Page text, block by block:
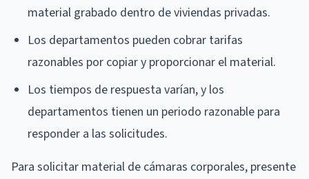
material grabado dentro de viviendas privadas.
Los departamentos pueden cobrar tarifas
razonables por copiar y proporcionar el material.
Los tiempos de respuesta varían, y los
departamentos tienen un periodo razonable para
responder a las solicitudes.
Para solicitar material de cámaras corporales, presente